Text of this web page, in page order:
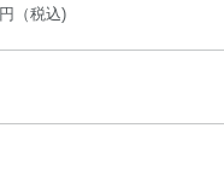
円（税込)